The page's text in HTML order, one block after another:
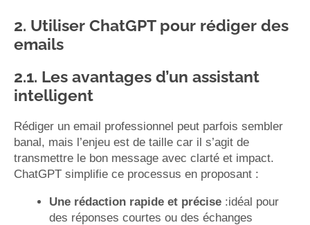
2. Utiliser ChatGPT pour rédiger des
emails
2.1. Les avantages d’un assistant
intelligent
Rédiger un email professionnel peut parfois sembler
banal, mais l’enjeu est de taille car il s’agit de
transmettre le bon message avec clarté et impact.
ChatGPT simplifie ce processus en proposant :
Une rédaction rapide et précise :idéal pour
des réponses courtes ou des échanges